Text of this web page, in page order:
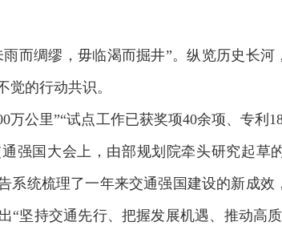
而绸缪，毋临渴而掘井”。纵览历史长河
觉的行动共识。
万公里”“试点工作已获奖项40余项、专利
强国大会上，由部规划院牵头研究起草
系统梳理了一年来交通强国建设的新成
“坚持交通先行、把握发展机遇、推动高